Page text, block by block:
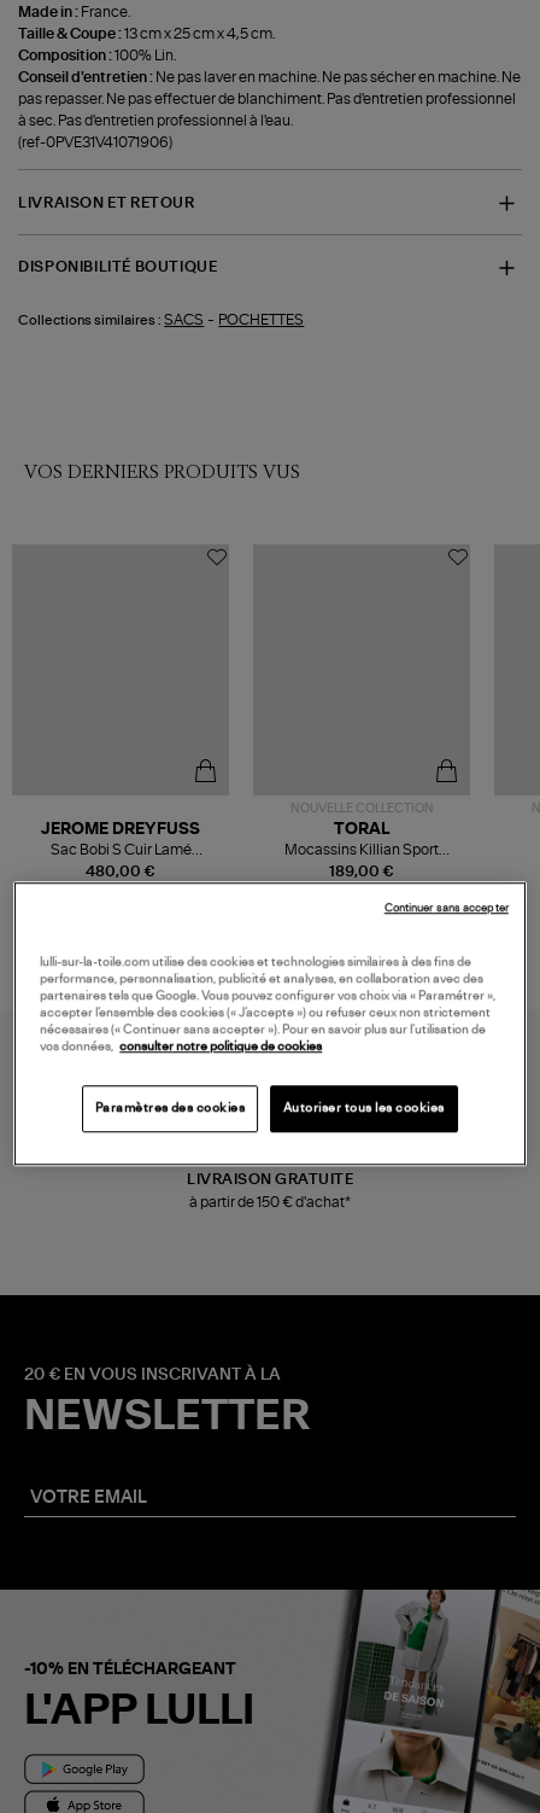
Made in : France.
Taille & Coupe :13 cm x 25 cm x 4,5 cm.
Composition :100% Lin.
Conseil d'entretien : Ne pas laver en machine. Ne pas sécher en machine. Ne
pas repasser. Ne pas effectuer de blanchiment. Pas d'entretien professionnel
à sec. Pas d'entretien professionnel à l'eau.
(ref-0PVE31V41071906)
LIVRAISON ET RETOUR
DISPONIBILITÉ BOUTIQUE
Collections similaires : SACS - POCHETTES
VOS DERNIERS PRODUITS VUS
480,00 €
JEROME DREYFUSS
Sac Bobi S Cuir Lamé
Champagne
NOUVELLE COLLECTION
189,00 €
TORAL
Mocassins Killian Sport
Mousse
LIVRAISON GRATUITE
à partir de 150 € d'achat*
20 € EN VOUS INSCRIVANT À LA
NEWSLETTER
-10% EN TÉLÉCHARGEANT
L'APP LULLI
lulli-sur-la-toile.com utilise des cookies et technologies similaires à des fins de
performance, personnalisation, publicité et analyses, en collaboration avec des
partenaires tels que Google. Vous pouvez configurer vos choix via « Paramétrer »,
accepter l’ensemble des cookies (« J’accepte ») ou refuser ceux non strictement
nécessaires (« Continuer sans accepter »). Pour en savoir plus sur l’utilisation de
vos données, consulter notre politique de cookies
Paramètres des cookies Autoriser tous les cookies
Continuer sans accepter